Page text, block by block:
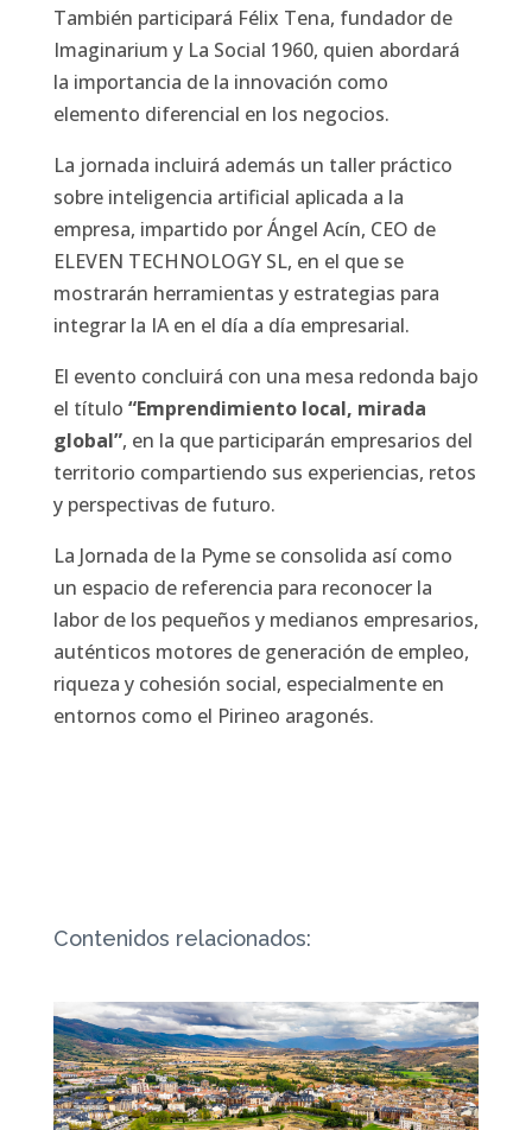
También participará Félix Tena, fundador de
Imaginarium y La Social 1960, quien abordará
la importancia de la innovación como
elemento diferencial en los negocios.
La jornada incluirá además un taller práctico
sobre inteligencia artificial aplicada a la
empresa, impartido por Ángel Acín, CEO de
ELEVEN TECHNOLOGY SL, en el que se
mostrarán herramientas y estrategias para
integrar la IA en el día a día empresarial.
El evento concluirá con una mesa redonda bajo
el título “Emprendimiento local, mirada
global”, en la que participarán empresarios del
territorio compartiendo sus experiencias, retos
y perspectivas de futuro.
La Jornada de la Pyme se consolida así como
un espacio de referencia para reconocer la
labor de los pequeños y medianos empresarios,
auténticos motores de generación de empleo,
riqueza y cohesión social, especialmente en
entornos como el Pirineo aragonés.
Contenidos relacionados: